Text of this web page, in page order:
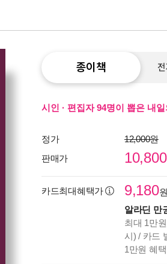
종이책
시인 · 편집자 94명이 뽑은 내
정가
12,000원
판매가
10,800
카드최대혜택가 9,180원
알라딘 만
최대 1만
시) / 카드
1만원 혜